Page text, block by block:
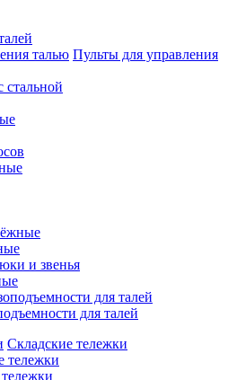
Пульты для управления
стальной
и звенья
для талей
Складские тележки
тележки